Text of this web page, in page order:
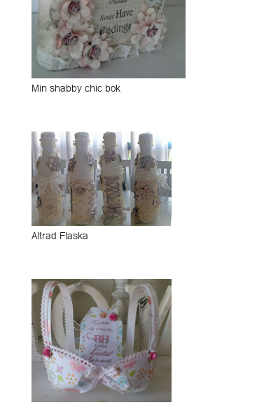
Min shabby chic bok
Altrad Flaska